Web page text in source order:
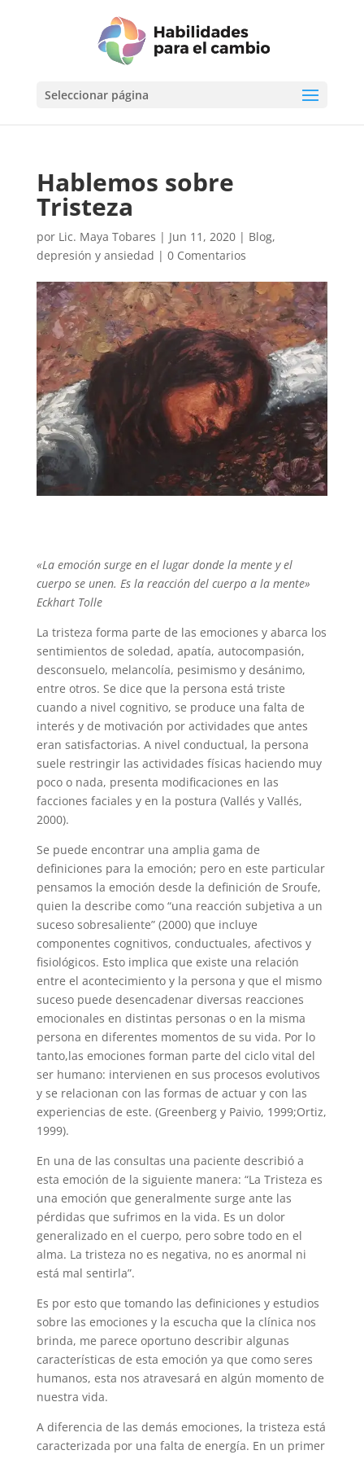
Seleccionar página
Hablemos sobre
Tristeza
por Lic. Maya Tobares | Jun 11, 2020| Blog,
depresión y ansiedad | 0 Comentarios
«La emoción surge en el lugar donde la mente y el
cuerpo se unen. Es la reacción del cuerpo a la mente»
Eckhart Tolle
La tristeza forma parte de las emociones y abarca los
sentimientos de soledad, apatía, autocompasión,
desconsuelo, melancolía, pesimismo y desánimo,
entre otros. Se dice que la persona está triste
cuando a nivel cognitivo, se produce una falta de
interés y de motivación por actividades que antes
eran satisfactorias. A nivel conductual, la persona
suele restringir las actividades físicas haciendo muy
poco o nada, presenta modificaciones en las
facciones faciales y en la postura (Vallés y Vallés,
2000).
Se puede encontrar una amplia gama de
definiciones para la emoción; pero en este particular
pensamos la emoción desde la definición de Sroufe,
quien la describe como “una reacción subjetiva a un
suceso sobresaliente” (2000) que incluye
componentes cognitivos, conductuales, afectivos y
fisiológicos. Esto implica que existe una relación
entre el acontecimiento y la persona y que el mismo
suceso puede desencadenar diversas reacciones
emocionales en distintas personas o en la misma
persona en diferentes momentos de su vida. Por lo
tanto,las emociones forman parte del ciclo vital del
ser humano: intervienen en sus procesos evolutivos
y se relacionan con las formas de actuar y con las
experiencias de este. (Greenberg y Paivio, 1999;Ortiz,
1999).
En una de las consultas una paciente describió a
esta emoción de la siguiente manera: “La Tristeza es
una emoción que generalmente surge ante las
pérdidas que sufrimos en la vida. Es un dolor
generalizado en el cuerpo, pero sobre todo en el
alma. La tristeza no es negativa, no es anormal ni
está mal sentirla”.
Es por esto que tomando las definiciones y estudios
sobre las emociones y la escucha que la clínica nos
brinda, me parece oportuno describir algunas
características de esta emoción ya que como seres
humanos, esta nos atravesará en algún momento de
nuestra vida.
A diferencia de las demás emociones, la tristeza está
caracterizada por una falta de energía. En un primer